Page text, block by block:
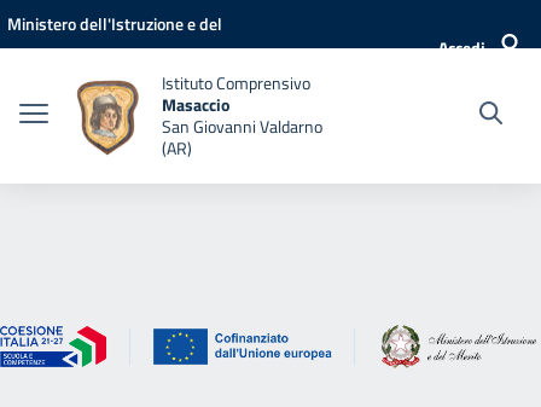
Vai ai contenuti
Vai al menu di navigazione
Vai al footer
Ministero dell'Istruzione e del
Accedi
Istituto Comprensivo
Masaccio
San Giovanni Valdarno
(AR)